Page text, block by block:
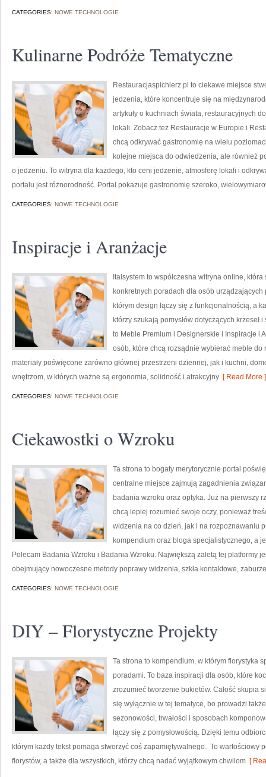
CATEGORIES: NOWE TECHNOLOGIE
Kulinarne Podróże Tematyczne
Restauracjaspichlerz.pl to ciekawe miejsce
jedzenia, które koncentruje się na
artykuły o kuchniach świata, restauracyjnych
lokali. Zobacz też Restauracje w Europie i
chcą odkrywać gastronomię na wielu
kolejne miejsca do odwiedzenia, ale również
o jedzeniu. To witryna dla każdego, kto ceni jedzenie, atmosferę lokali i
portalu jest różnorodność. Portal pokazuje gastronomię szeroko,
CATEGORIES: NOWE TECHNOLOGIE
Inspiracje i Aranżacje
Italsystem to współczesna witryna online,
konkretnych poradach dla osób
którym design łączy się z funkcjonalnością, a
którzy szukają pomysłów dotyczących
to Meble Premium i Designerskie i Inspiracje i
osób, które chcą rozsądnie wybierać meble do
materiały poświęcone zarówno głównej przestrzeni dziennej, jak i kuchni,
wnętrzom, w których ważne są ergonomia, solidność i atrakcyjny [ Read More ]
CATEGORIES: NOWE TECHNOLOGIE
Ciekawostki o Wzroku
Ta strona to bogaty merytorycznie portal
centralne miejsce zajmują zagadnienia
badania wzroku oraz optyka. Już na pierwszy
chcą lepiej rozumieć swoje oczy, ponieważ
widzenia na co dzień, jak i na rozpoznawaniu
kompendium oraz bloga specjalistycznego, a
Polecam Badania Wzroku i Badania Wzroku. Największą zaletą tej platformy
obejmujący nowoczesne metody poprawy widzenia, szkła kontaktowe,
CATEGORIES: NOWE TECHNOLOGIE
DIY – Florystyczne Projekty
Ta strona to kompendium, w którym florystyka
poradami. To baza inspiracji dla osób, które
zrozumieć tworzenie bukietów. Całość skupia
się wyłącznie w tej tematyce, bo prowadzi
sezonowości, trwałości i sposobach
łączy się z pomysłowością. Dzięki temu
którym każdy tekst pomaga stworzyć coś zapamiętywalnego. To wartościowy
florystów, a także dla wszystkich, którzy chcą nadać wyjątkowym chwilom [